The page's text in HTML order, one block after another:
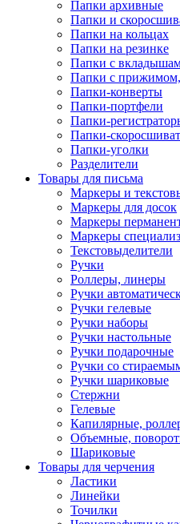
Папки архивные
Папки и
Папки на кольцах
Папки на резинке
Папки с
Папки с
Папки-конверты
Папки-портфели
Папки-
Папки-
Папки-уголки
Разделители
Товары для письма
Маркеры и
Маркеры для досок
Маркеры
Маркеры
Текстовыделители
Ручки
Роллеры, линеры
Ручки
Ручки гелевые
Ручки наборы
Ручки настольные
Ручки подарочные
Ручки со
Ручки шариковые
Стержни
Гелевые
Капилярные,
Объемные,
Шариковые
Товары для черчения
Ластики
Линейки
Точилки